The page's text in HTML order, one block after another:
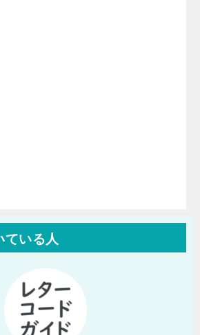
ている人